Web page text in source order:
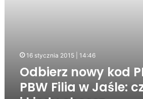
16 stycznia 2015 | 14:46
Odbierz nowy kod
PBW Filia w Jaśle: